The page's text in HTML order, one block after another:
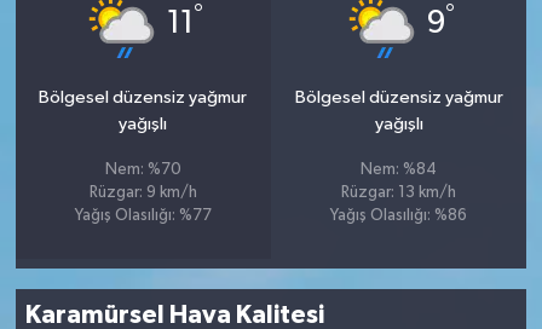
11 °
Bölgesel düzensiz yağmur
yağışlı
Nem: %70
Rüzgar: 9 km/h
Yağış Olasılığı: %77
9°
Bölgesel düzensiz yağmur
yağışlı
Nem: %84
Rüzgar: 13 km/h
Yağış Olasılığı: %86
Karamürsel Hava Kalitesi